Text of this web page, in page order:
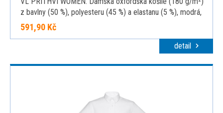
z bavlny (50 %), polyesteru (45 %) a elastanu (5 %), modrá,
2XL
591,90 Kč
detail